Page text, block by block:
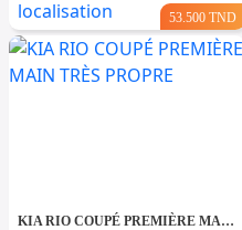
53.500 TND
KIA RIO COUPÉ PREMIÈRE MAIN TRÈS PROPRE